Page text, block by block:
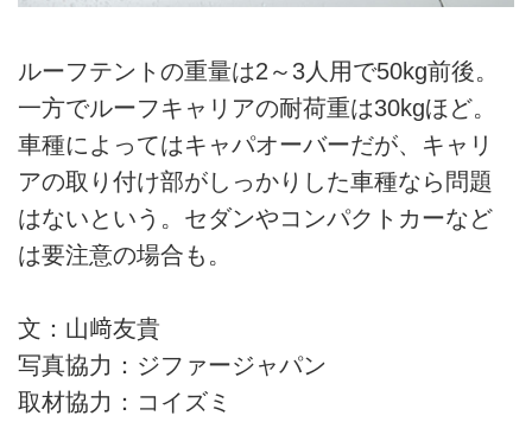
ルーフテントの重量は2～3人用で50kg前後。
一方でルーフキャリアの耐荷重は30kgほど。
車種によってはキャパオーバーだが、キャリ
アの取り付け部がしっかりした車種なら問題
はないという。セダンやコンパクトカーなど
は要注意の場合も。
文：山﨑友貴
写真協力：ジファージャパン
取材協力：コイズミ